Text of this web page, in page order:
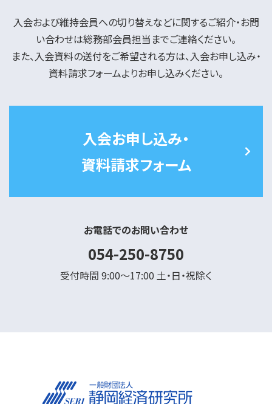
入会および維持会員への切り替えなどに関するご紹介・お問
い合わせは総務部会員担当までご連絡ください。
また、入会資料の送付をご希望される方は、入会お申し込み・
資料請求フォームよりお申し込みください。
入会お申し込み・
資料請求フォーム
お電話でのお問い合わせ
054-250-8750
受付時間 9:00～17:00 土・日・祝除く